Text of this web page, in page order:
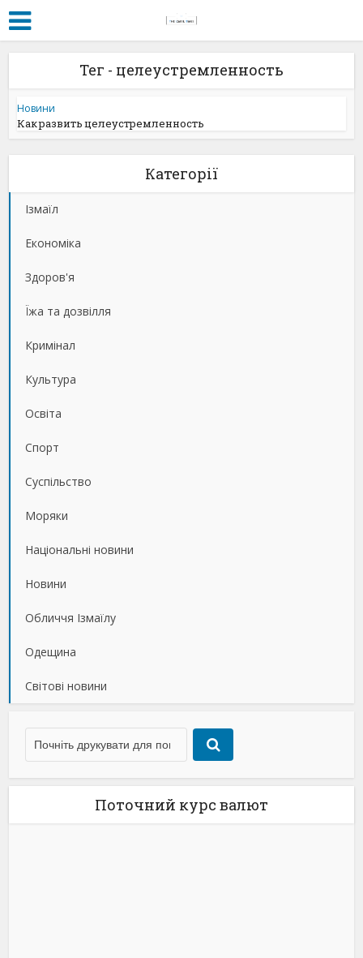
Тег - целеустремленность
Новини
Как развить целеустремленность
Категорії
Ізмаїл
Економіка
Здоров'я
Їжа та дозвілля
Кримінал
Культура
Освіта
Спорт
Суспільство
Моряки
Національні новини
Новини
Обличчя Ізмаїлу
Одещина
Світові новини
Поточний курс валют